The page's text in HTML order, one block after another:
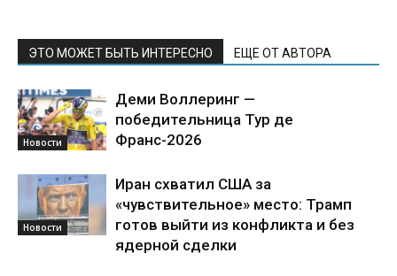
ЭТО МОЖЕТ БЫТЬ ИНТЕРЕСНО ЕЩЕ ОТ АВТОРА
Новости
Деми Воллеринг —
победительница Тур де
Франс-2026
Новости
Иран схватил США за
«чувствительное» место: Трамп
готов выйти из конфликта и без
ядерной сделки